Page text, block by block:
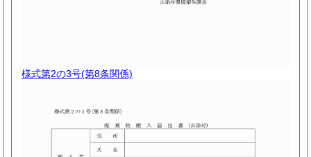
様式第2の3号(第8条関係)